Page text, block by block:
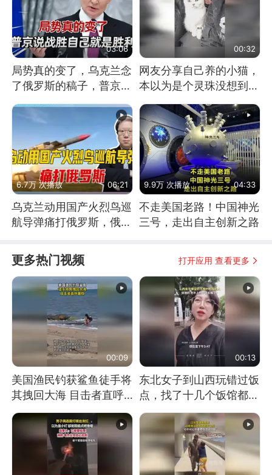
03:06
局势真的变了，乌克兰念
了俄罗斯的稿子，普京说
00:32
网友分享自己养的小猫，
本以为是个灵珠没想到是
6.7万 次播放 06:21
乌克兰动用国产火烈鸟巡
航导弹痛打俄罗斯，俄军
9.9万 次播放 04:33
不走美国老路！中国神光
三号，走出自主创新之路
更多热门视频 打开应用 查看更多
00:09
美国渔民钓获鲨鱼徒手将
其拽回大海 目击者直呼
震惊 （视频来源：参考
消息）
00:13
东北女子到山西玩错过饭
点，找了十几个饭馆都没
开门：午休到几点